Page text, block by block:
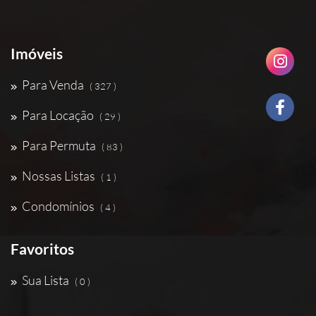
Imóveis
Para Venda ( 327 )
Para Locação ( 29 )
Para Permuta ( 83 )
Nossas Listas ( 1 )
Condomínios ( 4 )
Favoritos
Sua Lista ( 0 )